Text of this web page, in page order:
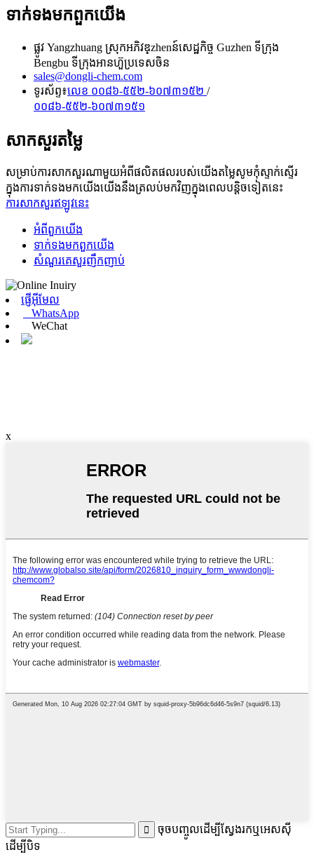
ទាក់ទង​មក​ពួក​យើង
ផ្លូវ Yangzhuang ស្រុកអភិវឌ្zhenន៍សេដ្ឋកិច្ច Guzhen ទីក្រុង
Bengbu ទីក្រុងអានហ៊ួប្រទេសចិន
sales@dongli-chem.com
ទូរស័ព្ទ៖លេខ ០០៨៦-៥៥២-៦០៧៣១៥២ /
០០៨៦-៥៥២-៦០៧៣១៥១
សាកសួរតម្លៃ
សម្រាប់ការសាកសួរណាមួយអំពីផលិតផលរបស់យើងតម្លៃសូមកុំស្ទាក់ស្ទើរ
ក្នុងការទាក់ទងមកយើងយើងនឹងត្រលប់មកវិញក្នុងពេលបន្តិចទៀតនេះ
ការសាកសួរឥឡូវនេះ
អំពី​ពួក​យើង
ទាក់ទង​មក​ពួក​យើង
សំណួរគេសួរញឹកញាប់
ផ្ញើអ៊ីមែល
WhatsApp
WeChat
x
ចុចបញ្ចូលដើម្បីស្វែងរកឬអេសស៊ី
ដើម្បីបិទ